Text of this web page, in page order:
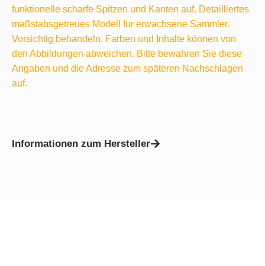
funktionelle scharfe Spitzen und Kanten auf. Detailliertes
maßstabsgetreues Modell für erwachsene Sammler.
Vorsichtig behandeln. Farben und Inhalte können von
den Abbildungen abweichen. Bitte bewahren Sie diese
Angaben und die Adresse zum späteren Nachschlagen
auf.
Informationen zum Hersteller